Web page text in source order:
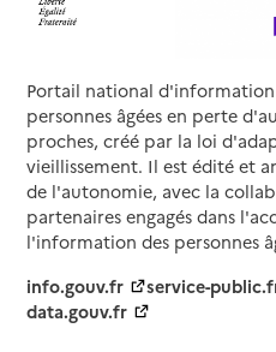
Portail national
personnes âgées en perte
proches, créé par la loi
vieillissement. Il est édité et
de l'autonomie, avec la
partenaires engagés dans
l'information des personnes
info.gouv.fr
service-
data.gouv.fr